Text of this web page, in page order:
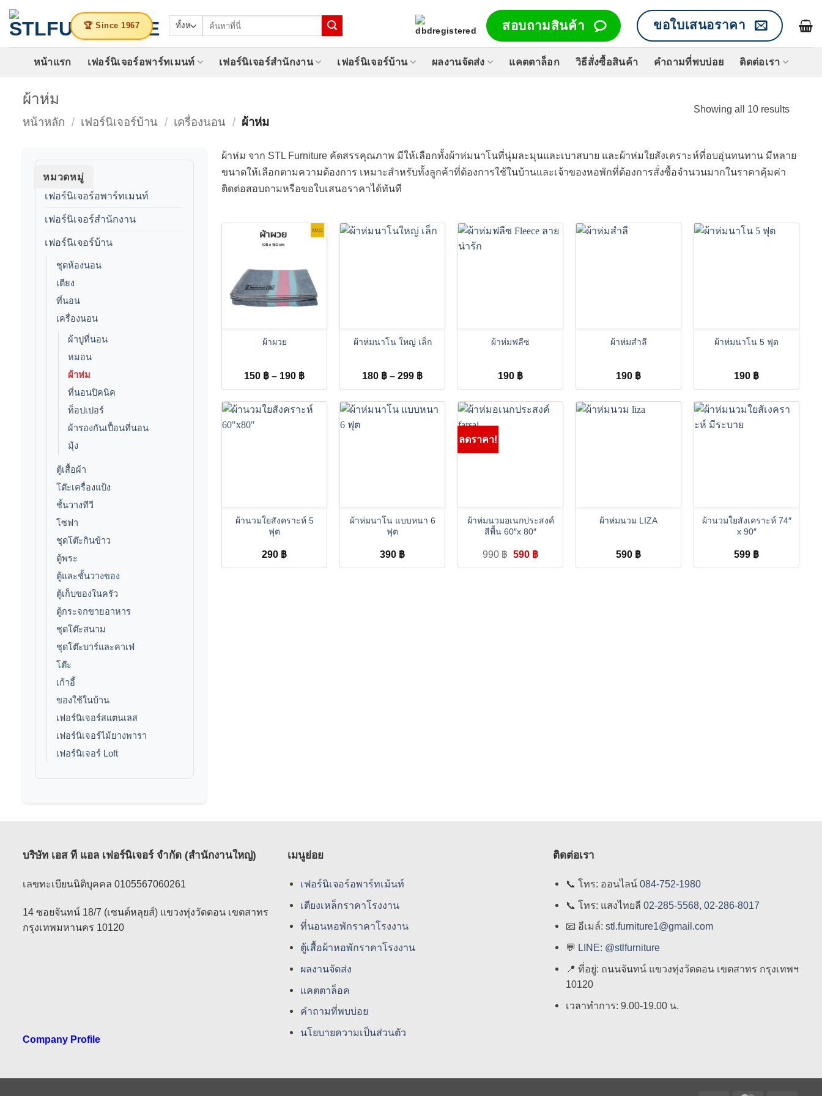
ข้าม
ไป
🏆 Since 1967
ค้นหา: สอบถามสินค้า ขอใบเสนอราคา
หน้าแรก เฟอร์นิเจอร์อพาร์ทเมนท์ เฟอร์นิเจอร์สำนักงาน เฟอร์นิเจอร์บ้าน ผลงานจัดส่ง แคตตาล็อก วิธีสั่งซื้อสินค้า คำถามที่พบบ่อย ติดต่อเรา
ผ้าห่ม
หน้าหลัก / เฟอร์นิเจอร์บ้าน / เครื่องนอน / ผ้าห่ม
Showing all 10 resultsSorted
low
หมวดหมู่
เฟอร์นิเจอร์อพาร์ทเมนท์
เฟอร์นิเจอร์สำนักงาน
เฟอร์นิเจอร์บ้าน
ชุดห้องนอน
เตียง
ที่นอน
เครื่องนอน
ผ้าปูที่นอน
หมอน
ผ้าห่ม
ที่นอนปิคนิค
ท็อปเปอร์
ผ้ารองกันเปื้อนที่นอน
มุ้ง
ตู้เสื้อผ้า
โต๊ะเครื่องแป้ง
ชั้นวางทีวี
โซฟา
ชุดโต๊ะกินข้าว
ตู้พระ
ตู้และชั้นวางของ
ตู้เก็บของในครัว
ตู้กระจกขายอาหาร
ชุดโต๊ะสนาม
ชุดโต๊ะบาร์และคาเฟ่
โต๊ะ
เก้าอี้
ของใช้ในบ้าน
เฟอร์นิเจอร์สแตนเลส
เฟอร์นิเจอร์ไม้ยางพารา
เฟอร์นิเจอร์ Loft
ผ้าห่ม จาก STL Furniture คัดสรรคุณภาพ มีให้เลือกทั้งผ้าห่มนาโนที่นุ่มละมุนและเบาสบาย และผ้าห่มใยสังเคราะห์ที่อบอุ่นทนทาน มีหลาย
ขนาดให้เลือกตามความต้องการ เหมาะสำหรับทั้งลูกค้าที่ต้องการใช้ในบ้านและเจ้าของหอพักที่ต้องการสั่งซื้อจำนวนมากในราคาคุ้มค่า
ติดต่อสอบถามหรือขอใบเสนอราคาได้ทันที
ผ้าผวย
150 ฿ – 190 ฿Price
range:
through
ผ้าห่มนาโน ใหญ่ เล็ก
180 ฿ – 299 ฿Price
range:
through
ผ้าห่มฟลีซ
190 ฿
ผ้าห่มสำลี
190 ฿
ผ้าห่มนาโน 5 ฟุต
190 ฿
ผ้านวมใยสังคราะห์ 5
ฟุต
290 ฿
ผ้าห่มนาโน แบบหนา 6
ฟุต
390 ฿
ลดราคา!
ผ้าห่มนวมอเนกประสงค์
สีพื้น 60″x 80″
990 ฿ Original
price
590 ฿Current
price
ผ้าห่มนวม LIZA
590 ฿
ผ้านวมใยสังเคราะห์ 74″
x 90″
599 ฿
บริษัท เอส ที แอล เฟอร์นิเจอร์ จำกัด (สำนักงานใหญ่)
เลขทะเบียนนิติบุคคล 0105567060261
14 ซอยจันทน์ 18/7 (เซนต์หลุยส์) แขวงทุ่งวัดดอน เขตสาทร
กรุงเทพมหานคร 10120
Company Profile
เมนูย่อย
เฟอร์นิเจอร์อพาร์ทเม้นท์
เตียงเหล็กราคาโรงงาน
ที่นอนหอพักราคาโรงงาน
ตู้เสื้อผ้าหอพักราคาโรงงาน
ผลงานจัดส่ง
แคตตาล็อค
คําถามที่พบบ่อย
นโยบายความเป็นส่วนตัว
ติดต่อเรา
📞 โทร: ออนไลน์ 084-752-1980
📞 โทร: แสงไทยลี 02-285-5568, 02-286-8017
📧อีเมล์: stl.furniture1@gmail.com
💬 LINE: @stlfurniture
📍 ที่อยู่: ถนนจันทน์ แขวงทุ่งวัดดอน เขตสาทร กรุงเทพฯ
10120
เวลาทำการ: 9.00-19.00 น.